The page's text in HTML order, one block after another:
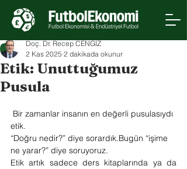
Etik: Unuttuğumuz
Pusula
Doç. Dr. Recep CENGİZ
2 Kas 2025 2 dakikada okunur
Bir zamanlar insanın en değerli pusulasıydı
etik.
“Doğru nedir?” diye sorardık.Bugün “işime
ne yarar?” diye soruyoruz.
Etik artık sadece ders kitaplarında ya da